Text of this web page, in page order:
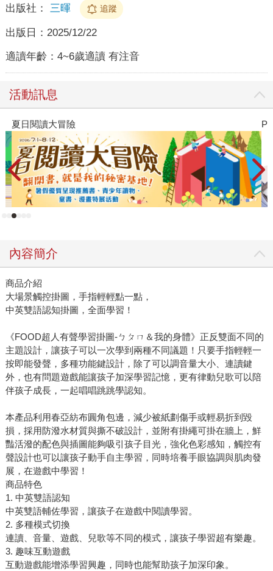
出版社： 三暉 追蹤
出版日： 2025/12/22
適讀年齡： 4~6歲適讀 有注音
活動訊息
夏日閱讀大冒險
內容簡介
商品介紹
大場景觸控掛圖，手指輕輕點一點，
中英雙語認知掛圖，全面學習！
《FOOD超人有聲學習掛圖-ㄅㄆㄇ＆我的身體》正反雙面不同的
主題設計，讓孩子可以一次學到兩種不同議題！只要手指輕輕一
按即能發聲，多種功能鍵設計，除了可以調音量大小、連讀鍵
外，也有問題遊戲能讓孩子加深學習記憶，更有律動兒歌可以陪
伴孩子成長，一起唱唱跳跳學認知。
本產品利用春亞紡布圓角包邊，減少被紙劃傷手或輕易折到毀
損，採用防潑水材質與撕不破設計，並附有掛繩可掛在牆上，鮮
豔活潑的配色與插圖能夠吸引孩子目光，強化色彩感知，觸控有
聲設計也可以讓孩子動手自主學習，同時培養手眼協調與肌肉發
展，在遊戲中學習！
商品特色
1. 中英雙語認知
中英雙語輔佐學習，讓孩子在遊戲中閱讀學習。
2. 多種模式切換
連讀、音量、遊戲、兒歌等不同的模式，讓孩子學習超有樂趣。
3. 趣味互動遊戲
互動遊戲能增添學習興趣，同時也能幫助孩子加深印象。